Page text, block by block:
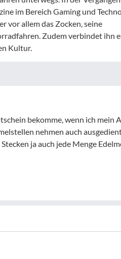
im Bereich Gaming und
vor allem das Zocken, seine
Zudem verbindet ihn
Kultur.
bekomme, wenn ich mein
nehmen auch
ja auch jede Menge